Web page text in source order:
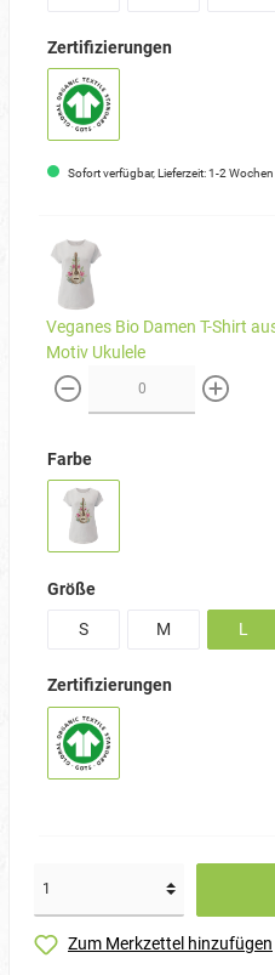
Zertifizierungen
Sofort verfügbar, Lieferzeit: 1-2 Wochen
Veganes Bio Damen T-Shirt
Motiv Ukulele
weniger mehr
Farbe
Größe
S
M L
Zertifizierungen
Zum Merkzettel hinzufügen